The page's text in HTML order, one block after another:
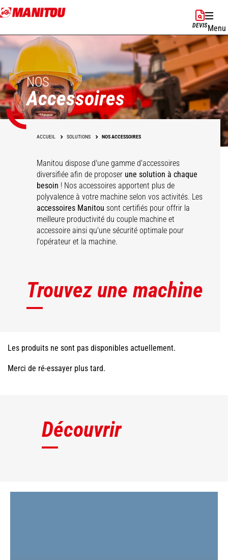
Aller
au
principal
DEVISMenu
NOS
Accessoires
ACCUEIL SOLUTIONS NOS ACCESSOIRES
Manitou dispose d'une gamme d'accessoires
diversifiée afin de proposer une solution à chaque
besoin ! Nos accessoires apportent plus de
polyvalence à votre machine selon vos activités. Les
accessoires Manitou sont certifiés pour offrir la
meilleure productivité du couple machine et
accessoire ainsi qu'une sécurité optimale pour
l'opérateur et la machine.
Trouvez une machine
Les produits ne sont pas disponibles actuellement.
Merci de ré-essayer plus tard.
Découvrir